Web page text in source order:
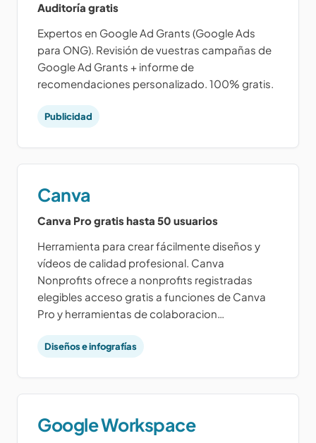
Auditoría gratis
Expertos en Google Ad Grants (Google Ads
para ONG). Revisión de vuestras campañas de
Google Ad Grants + informe de
recomendaciones personalizado. 100% gratis.
Publicidad
Canva
Canva Pro gratis hasta 50 usuarios
Herramienta para crear fácilmente diseños y
vídeos de calidad profesional. Canva
Nonprofits ofrece a nonprofits registradas
elegibles acceso gratis a funciones de Canva
Pro y herramientas de colaboracion…
Diseños e infografías
Google Workspace